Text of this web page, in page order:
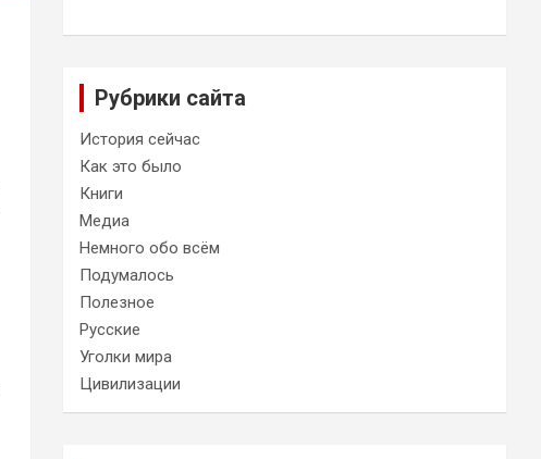
Рубрики сайта
История сейчас
Как это было
Книги
Медиа
Немного обо всём
Подумалось
Полезное
Русские
Уголки мира
Цивилизации